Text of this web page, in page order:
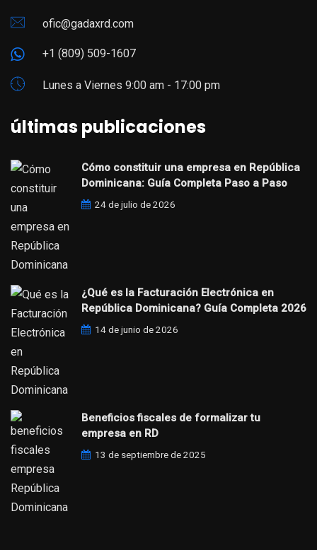
ofic@gadaxrd.com
+1 (809) 509-1607
Lunes a Viernes 9:00 am - 17:00 pm
últimas publicaciones
Cómo constituir una empresa en República
Dominicana: Guía Completa Paso a Paso
24 de julio de 2026
¿Qué es la Facturación Electrónica en
República Dominicana? Guía Completa 2026
14 de junio de 2026
Beneficios fiscales de formalizar tu
empresa en RD
13 de septiembre de 2025